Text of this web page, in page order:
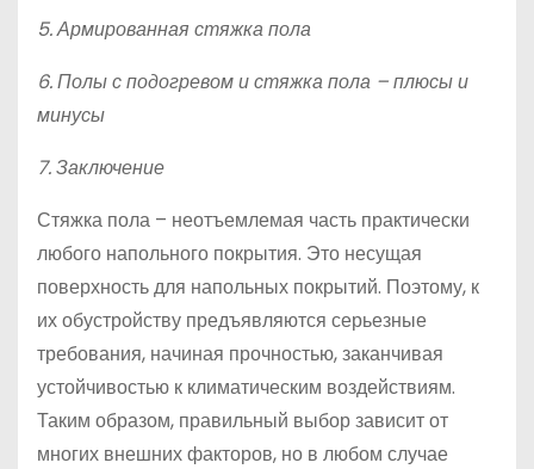
5. Армированная стяжка пола
6. Полы с подогревом и стяжка пола – плюсы и
минусы
7. Заключение
Стяжка пола – неотъемлемая часть практически
любого напольного покрытия. Это несущая
поверхность для напольных покрытий. Поэтому, к
их обустройству предъявляются серьезные
требования, начиная прочностью, заканчивая
устойчивостью к климатическим воздействиям.
Таким образом, правильный выбор зависит от
многих внешних факторов, но в любом случае